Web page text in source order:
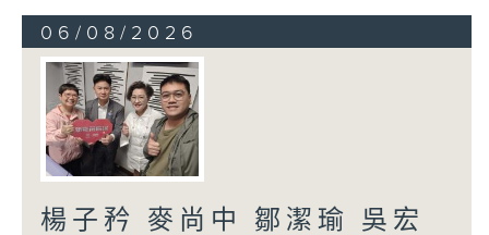
06/08/2026
楊子矜 麥尚中 鄒潔瑜 吳宏